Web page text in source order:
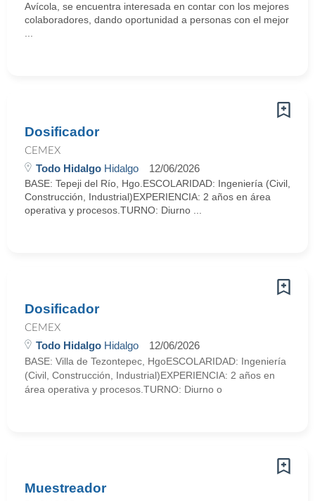
Avícola, se encuentra interesada en contar con los mejores
colaboradores, dando oportunidad a personas con el mejor
Dosificador
CEMEX
Todo Hidalgo Hidalgo 12/06/2026
BASE: Tepeji del Río, Hgo.ESCOLARIDAD: Ingeniería (Civil,
Construcción, Industrial)EXPERIENCIA: 2 años en área
operativa y procesos.TURNO: Diurno ...
Dosificador
CEMEX
Todo Hidalgo Hidalgo 12/06/2026
BASE: Villa de Tezontepec, HgoESCOLARIDAD: Ingeniería
(Civil, Construcción, Industrial)EXPERIENCIA: 2 años en
área operativa y procesos.TURNO: Diurno o
Muestreador